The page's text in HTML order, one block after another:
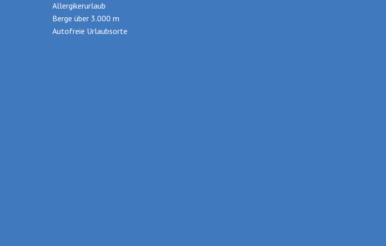
Allergikerurlaub
Berge über 3.000 m
Autofreie Urlaubsorte